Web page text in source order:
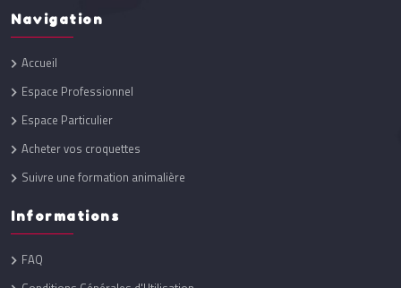
Navigation
Accueil
Espace Professionnel
Espace Particulier
Acheter vos croquettes
Suivre une formation animalière
Informations
FAQ